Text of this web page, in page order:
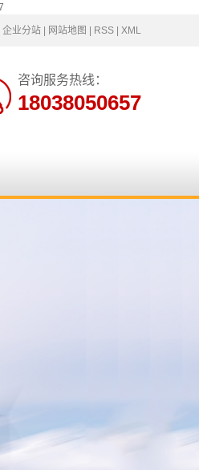
企业分站 网站地图 RSS XML
咨询服务热线：
18038050657